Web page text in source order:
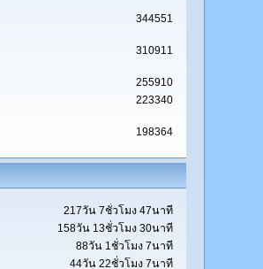
344551
310911
255910
223340
198364
217วัน 7ชั่วโมง 47นาที
158วัน 13ชั่วโมง 30นาที
88วัน 1ชั่วโมง 7นาที
44วัน 22ชั่วโมง 7นาที